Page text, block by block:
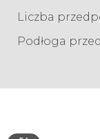
Liczba
Podłoga